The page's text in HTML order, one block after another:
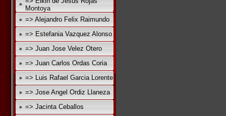
Montoya
=> Alejandro Felix Raimundo
=> Estefania Vazquez Alonso
=> Juan Jose Velez Otero
=> Juan Carlos Ordas Coria
=> Luis Rafael Garcia Lorente
=> Jose Angel Ordiz Llaneza
=> Jacinta Ceballos